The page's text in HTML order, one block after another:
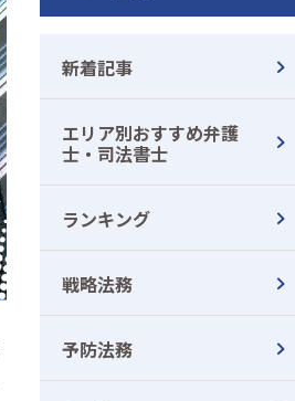
新着記事
エリア別おすすめ弁護
士・司法書士
ランキング
戦略法務
予防法務